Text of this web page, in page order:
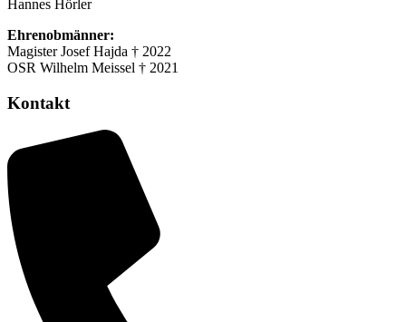
Hannes Hörler
Ehrenobmänner:
Magister Josef Hajda † 2022
OSR Wilhelm Meissel † 2021
Kontakt